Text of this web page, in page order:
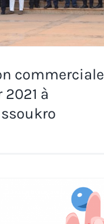
commerciale
2021 à